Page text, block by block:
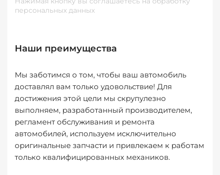
персональных данных
Наши преимущества
Мы заботимся о том, чтобы ваш автомобиль
доставлял вам только удовольствие! Для
достижения этой цели мы скрупулезно
выполняем, разработанный производителем,
регламент обслуживания и ремонта
автомобилей, используем исключительно
оригинальные запчасти и привлекаем к работам
только квалифицированных механиков.